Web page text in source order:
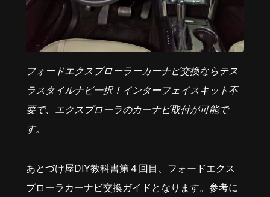
フォードエクスプローラーカーナビ交換ならテス
ラスタイルナビ一択！インターフェイスキット不
要で、エクスプローラのカーナビ取付が可能で
す。
あとづけ屋DIY教科書第４回目、フォードエクス
プローラカーナビ交換ガイドとなります。参考に